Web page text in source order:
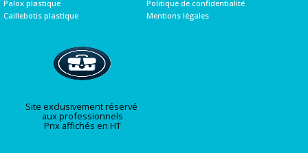
Palox plastique
Caillebotis plastique
Politique de confidentialité
Mentions légales
Site exclusivement réservé
aux professionnels
Prix affichés en HT